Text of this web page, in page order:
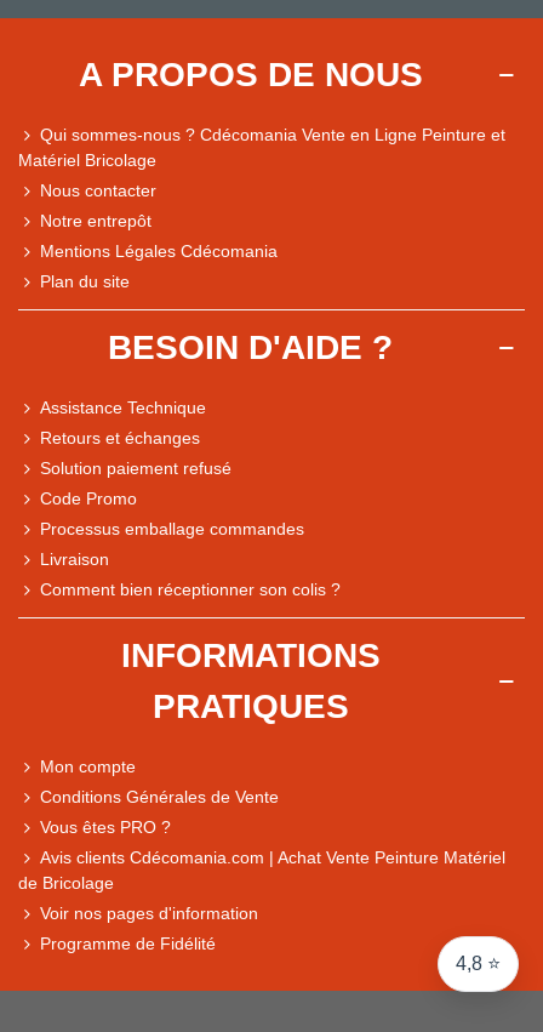
4,8 ⭐
Comparaison des performances du magasin
Express, Chez vous, Point relais, Retrait magasin
A PROPOS DE NOUS
Qui sommes-nous ? Cdécomania Vente en Ligne Peinture et
Matériel Bricolage
Nous contacter
Notre entrepôt
Mentions Légales Cdécomania
Plan du site
BESOIN D'AIDE ?
Assistance Technique
Retours et échanges
Solution paiement refusé
Code Promo
Processus emballage commandes
Livraison
Comment bien réceptionner son colis ?
INFORMATIONS
PRATIQUES
Mon compte
Conditions Générales de Vente
Vous êtes PRO ?
Avis clients Cdécomania.com | Achat Vente Peinture Matériel
de Bricolage
Voir nos pages d'information
Programme de Fidélité